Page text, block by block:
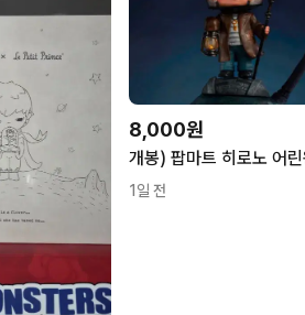
8,000원
1일 전